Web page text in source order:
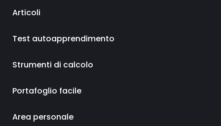
Articoli
Test autoapprendimento
Strumenti di calcolo
Portafoglio facile
Area personale